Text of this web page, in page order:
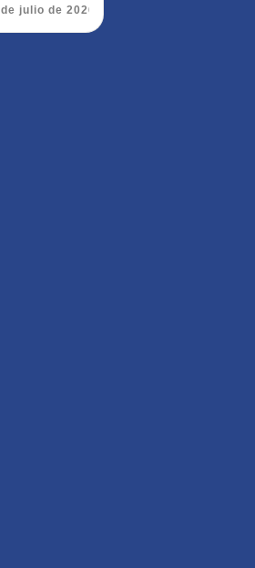
de julio de 2026